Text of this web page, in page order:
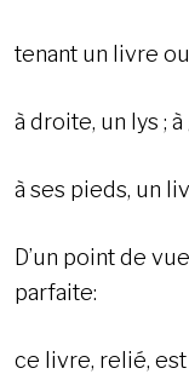
tenant un livre
à droite, un lys ;
à ses pieds, un
D’un point de
parfaite:
ce livre, relié,